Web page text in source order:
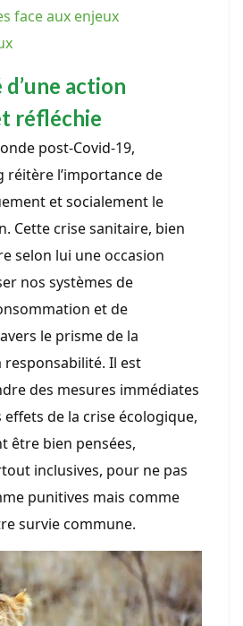
face aux enjeux
action
réfléchie
post-Covid-19,
réitère l’importance de
et socialement le
Cette crise sanitaire, bien
selon lui une occasion
nos systèmes de
et de
le prisme de la
Il est
des mesures immédiates
de la crise écologique,
être bien pensées,
inclusives, pour ne pas
punitives mais comme
survie commune.